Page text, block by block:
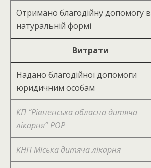
Отримано благодійну допомогу в
натуральній формі
Витрати
Надано благодійної допомоги
юридичним особам
КП “Рівненська обласна дитяча
лікарня” РОР
КНП Міська дитяча лікарня